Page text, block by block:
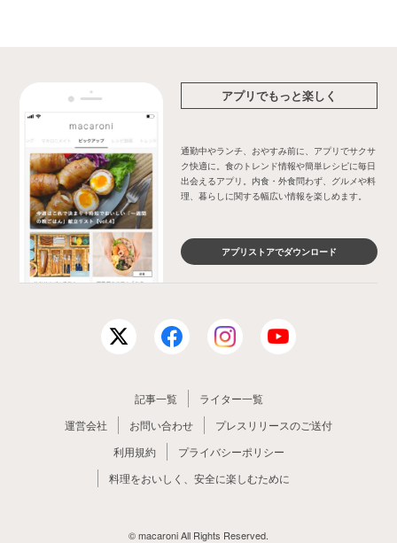
アプリでもっと楽しく
通勤中やランチ、おやすみ前に、アプリでサクサ
ク快適に。食のトレンド情報や簡単レシピに毎日
出会えるアプリ。内食・外食問わず、グルメや料
理、暮らしに関する幅広い情報を楽しめます。
アプリストアでダウンロード
記事一覧
ライター一覧
運営会社
お問い合わせ
プレスリリースのご送付
利用規約
プライバシーポリシー
料理をおいしく、安全に楽しむために
© macaroni All Rights Reserved.